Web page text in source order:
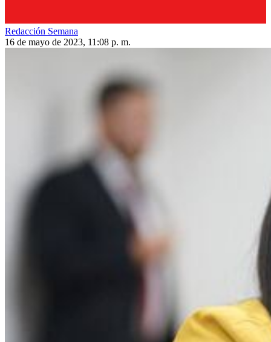
Redacción Semana
16 de mayo de 2023, 11:08 p. m.